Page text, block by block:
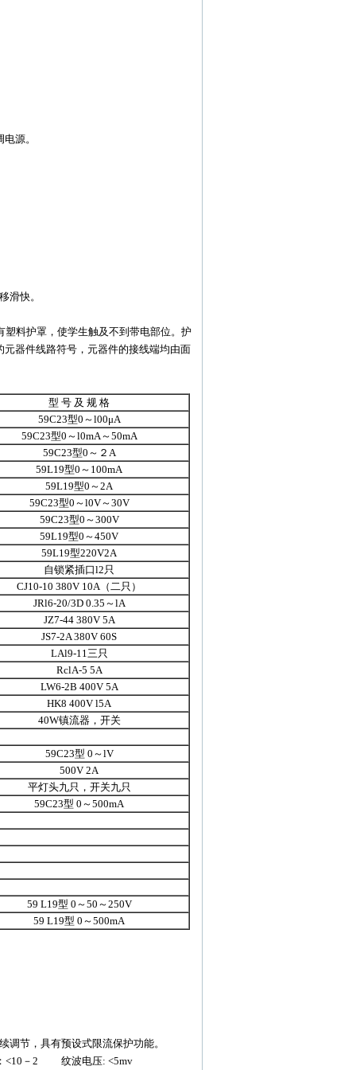
源。
滑快。
料护罩，使学生触及不到带电部位。护
器件线路符号，元器件的接线端均由面
型 号 及 规 格
59C23型0～l00μA
59C23型0～l0mA～50mA
59C23型0～２A
59L19型0～100mA
59L19型0～2A
59C23型0～l0V～30V
59C23型0～300V
59L19型0～450V
59L19型220V2A
自锁紧插口l2只
CJ10-10 380V 10A（二只）
JRl6-20/3D 0.35～lA
JZ7-44 380V 5A
JS7-2A 380V 60S
LAl9-11三只
RclA-5 5A
LW6-2B 400V 5A
HK8 400V l5A
40W镇流器，开关
59C23型 0～lV
500V 2A
平灯头九只，开关九只
59C23型 0～500mA
59 L19型 0～50～250V
59 L19型 0～500mA
节，具有预设式限流保护功能。
－2 纹波电压: <5mv